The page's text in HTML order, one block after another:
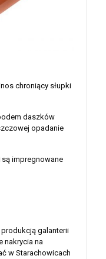
chroniący słupki
daszków
opadanie
są impregnowane
galanterii
nakrycia na
w Starachowicach